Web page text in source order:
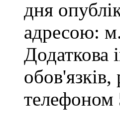
дня
адресою:
Додаткова
телефоном